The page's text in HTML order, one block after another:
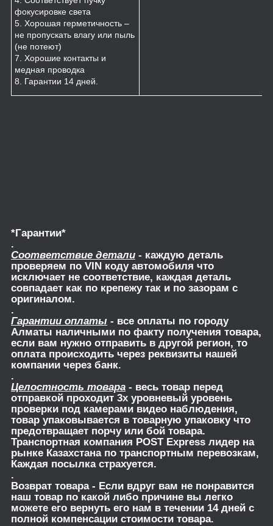
фокусировке света
5. Хорошая герметичность –
не пропускать влагу или пыль
(не потеют)
7. Хорошие контакты и
медная проводка
8. Гарантии 14 дней.
*Гарантии*
.
Соответствие детали - каждую деталь
проверяем по VIN коду автомобиля что
исключает не соответствие, каждая деталь
совпадает как по крепежу так и по зазорам с
оригиналом.
.
Гарантии оплаты - все оплаты по городу
Алматы наличными по факту получения товара,
если вам нужно отправить в другой регион, то
оплата происходить через реквизиты нашей
компании через банк.
.
Целостность товара - весь товар перед
отправкой проходит 3х уровневый уровень
проверки под камерами видео наблюдения,
товар упаковывается в товарную упаковку что
предотвращает порчу или бой товара.
Транспортная компания POST Express лидер на
рынке Казахстана по транспортным перевозкам,
Каждая посылка страхуется.
.
Возврат товара- Если вдруг вам не понравится
наш товар по какой либо причине вы легко
можете его вернуть его нам в течении 14 дней с
полной компенсации стоимости товара.